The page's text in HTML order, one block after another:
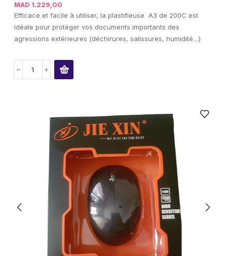
MAD 1.229,00
Efficace et facile à utiliser, la plastifieuse A3 de 200C est
idéale pour protéger vos documents importants des
agressions extérieures (déchirures, salissures, humidité…)